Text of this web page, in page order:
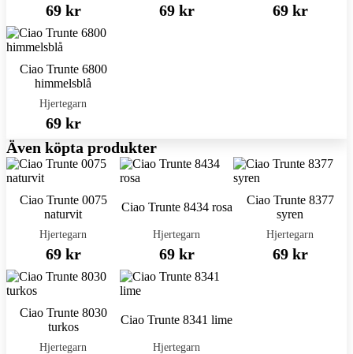
69 kr 69 kr 69 kr
Ciao Trunte 6800
himmelsblå
Hjertegarn
69 kr
Även köpta produkter
Ciao Trunte 0075
naturvit
Hjertegarn
69 kr
Ciao Trunte 8434 rosa
Hjertegarn
69 kr
Ciao Trunte 8377
syren
Hjertegarn
69 kr
Ciao Trunte 8030
turkos
Hjertegarn
Ciao Trunte 8341 lime
Hjertegarn